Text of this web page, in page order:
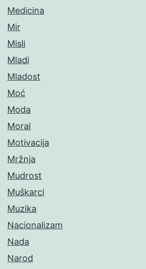
Medicina
Mir
Misli
Mladi
Mladost
Moć
Moda
Moral
Motivacija
Mržnja
Mudrost
Muškarci
Muzika
Nacionalizam
Nada
Narod